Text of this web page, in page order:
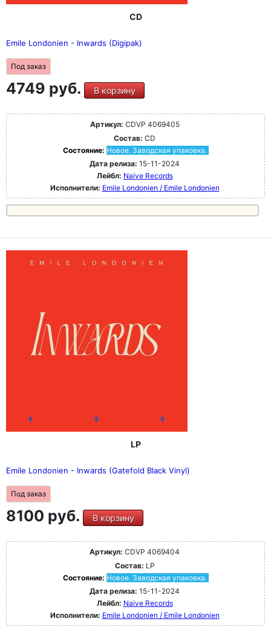
CD
Emile Londonien - Inwards (Digipak)
Под заказ
4749 руб. В корзину
Артикул: CDVP 4069405
Состав: CD
Состояние: Новое. Заводская упаковка.
Дата релиза: 15-11-2024
Лейбл: Naive Records
Исполнители: Emile Londonien / Emile Londonien
LP
Emile Londonien - Inwards (Gatefold Black Vinyl)
Под заказ
8100 руб. В корзину
Артикул: CDVP 4069404
Состав: LP
Состояние: Новое. Заводская упаковка.
Дата релиза: 15-11-2024
Лейбл: Naive Records
Исполнители: Emile Londonien / Emile Londonien